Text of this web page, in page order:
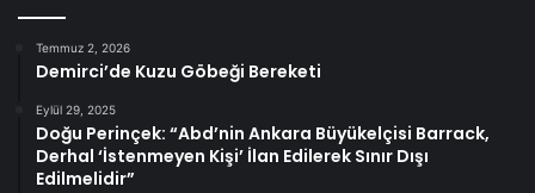
Temmuz 2, 2026
Demirci’de Kuzu Göbeği Bereketi
Eylül 29, 2025
Doğu Perinçek: “Abd’nin Ankara Büyükelçisi Barrack,
Derhal ‘İstenmeyen Kişi’ İlan Edilerek Sınır Dışı
Edilmelidir”